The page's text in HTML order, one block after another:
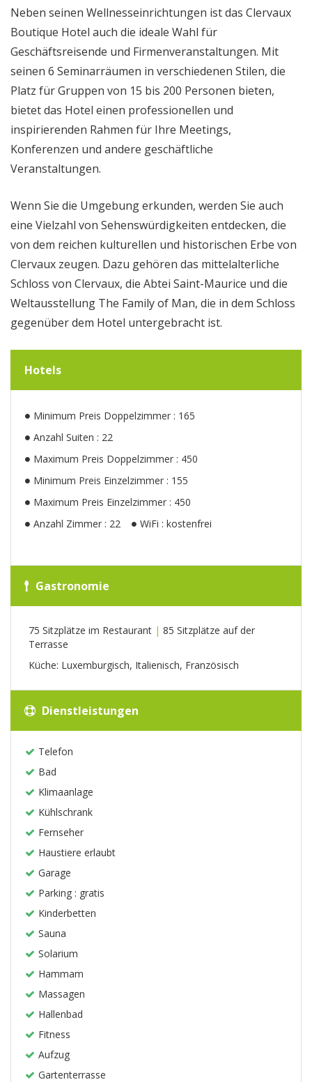
Neben seinen Wellnesseinrichtungen ist das Clervaux
Boutique Hotel auch die ideale Wahl für
Geschäftsreisende und Firmenveranstaltungen. Mit
seinen 6 Seminarräumen in verschiedenen Stilen, die
Platz für Gruppen von 15 bis 200 Personen bieten,
bietet das Hotel einen professionellen und
inspirierenden Rahmen für Ihre Meetings,
Konferenzen und andere geschäftliche
Veranstaltungen.
Wenn Sie die Umgebung erkunden, werden Sie auch
eine Vielzahl von Sehenswürdigkeiten entdecken, die
von dem reichen kulturellen und historischen Erbe von
Clervaux zeugen. Dazu gehören das mittelalterliche
Schloss von Clervaux, die Abtei Saint-Maurice und die
Weltausstellung The Family of Man, die in dem Schloss
gegenüber dem Hotel untergebracht ist.
Hotels
Minimum Preis Doppelzimmer : 165
Anzahl Suiten : 22
Maximum Preis Doppelzimmer : 450
Minimum Preis Einzelzimmer : 155
Maximum Preis Einzelzimmer : 450
Anzahl Zimmer : 22
WiFi : kostenfrei
Gastronomie
75 Sitzplätze im Restaurant | 85 Sitzplätze auf der
Terrasse
Küche: Luxemburgisch, Italienisch, Französisch
Dienstleistungen
Telefon
Bad
Klimaanlage
Kühlschrank
Fernseher
Haustiere erlaubt
Garage
Parking : gratis
Kinderbetten
Sauna
Solarium
Hammam
Massagen
Hallenbad
Fitness
Aufzug
Gartenterrasse